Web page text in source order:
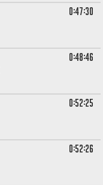
0:47:30
0:48:46
0:52:25
0:52:26